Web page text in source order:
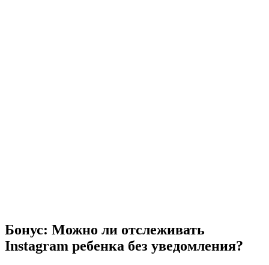
Бонус: Можно ли отслеживать
Instagram ребенка без уведомления?